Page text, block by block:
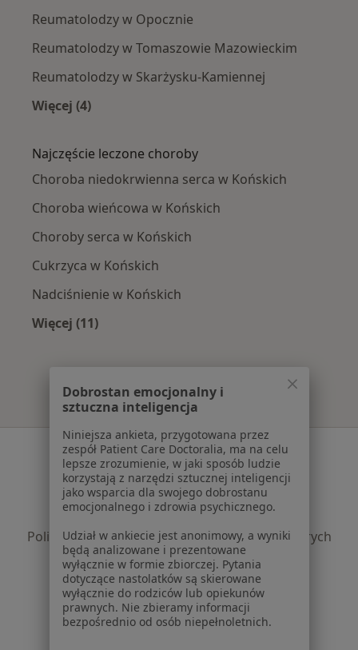
Reumatolodzy w Opocznie
Reumatolodzy w Tomaszowie Mazowieckim
Reumatolodzy w Skarżysku-Kamiennej
Więcej (4)
Najczęście leczone choroby
Choroba niedokrwienna serca w Końskich
Choroba wieńcowa w Końskich
Choroby serca w Końskich
Cukrzyca w Końskich
Nadciśnienie w Końskich
Więcej (11)
Serwis
Regulamin
Polityka prywatności pacjentów
Polityka prywatności profesjonalistów
Polityka prywatności dla profesjonalistów, których
dane pozyskaliśmy samodzielnie
Polityka cookies
Jak działają wyniki wyszukiwania
Dostępność
Dobrostan emocjonalny i
sztuczna inteligencja
Niniejsza ankieta, przygotowana przez
zespół Patient Care Doctoralia, ma na celu
lepsze zrozumienie, w jaki sposób ludzie
korzystają z narzędzi sztucznej inteligencji
jako wsparcia dla swojego dobrostanu
emocjonalnego i zdrowia psychicznego.
Udział w ankiecie jest anonimowy, a wyniki
będą analizowane i prezentowane
wyłącznie w formie zbiorczej. Pytania
dotyczące nastolatków są skierowane
wyłącznie do rodziców lub opiekunów
prawnych. Nie zbieramy informacji
bezpośrednio od osób niepełnoletnich.